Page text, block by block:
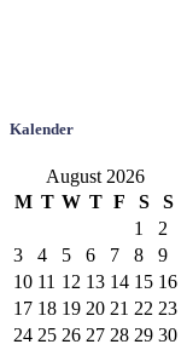
Kalender
August 2026
M T W T F S
S
1
2
3
4 5 6 7 8
9
10 11 12 13 14 15 16
17 18 19 20 21 22 23
24 25 26 27 28 29 30